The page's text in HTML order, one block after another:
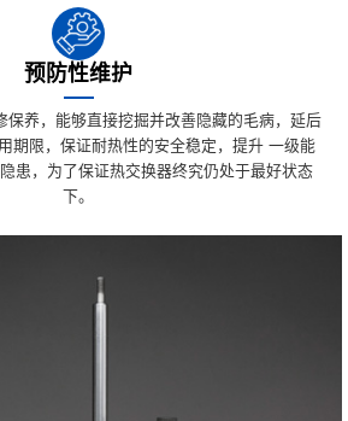
预防性维护
保养，能够直接挖掘并改善隐藏的毛病，延后
期限，保证耐热性的安全稳定，提升 一级能
患，为了保证热交换器终究仍处于最好状态
下。